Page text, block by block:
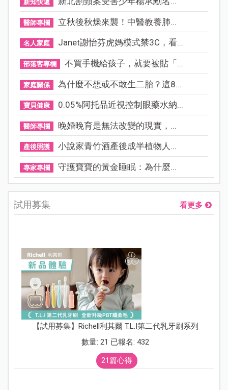
新知快遞
醫師專欄 立秋後秋燥來襲！中醫教養肺...
名人家庭 Janet謝怡芬虎媽模式禁3C，看...
部落客專欄 不買手機給孩子，就要被貼「...
家庭關係 為什麼不想或不敢生二胎？這8...
寶貝健康 0.05%阿托品近視控制眼藥水納...
醫師專欄 晚婚晚育是無法改變的現實，...
產後照護 小說家青竹酒產後成半植物人...
專家專欄 守護寶寶的黃金睡眠：為什麼...
試用募集 看更多
【試用募集】Richell利其爾 T.L.I第二代乳牙刷系列
數量: 21 已報名: 432
21篇心得